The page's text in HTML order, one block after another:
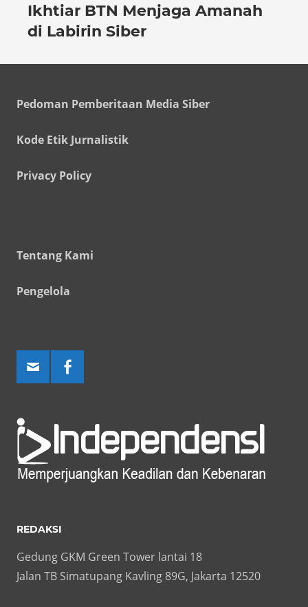
Ikhtiar BTN Menjaga Amanah
di Labirin Siber
Pedoman Pemberitaan Media Siber
Kode Etik Jurnalistik
Privacy Policy
Tentang Kami
Pengelola
REDAKSI
Gedung GKM Green Tower lantai 18
Jalan TB Simatupang Kavling 89G, Jakarta 12520